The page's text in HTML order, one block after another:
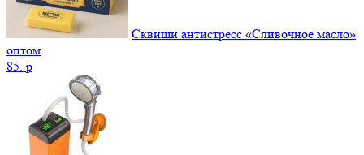
Сквиши антистресс «Сливочное масло»
оптом
85. p